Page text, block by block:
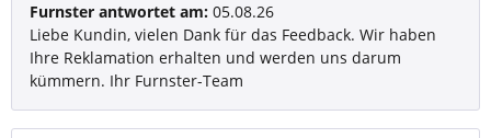
Furnster antwortet am: 05.08.26
Liebe Kundin, vielen Dank für das Feedback. Wir haben
Ihre Reklamation erhalten und werden uns darum
kümmern. Ihr Furnster-Team